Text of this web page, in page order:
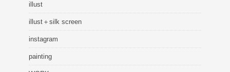
illust
illust＋silk screen
instagram
painting